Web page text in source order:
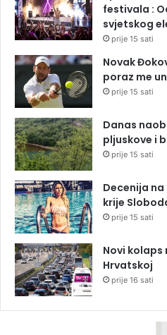
festivala :
svjetskog
prije 15 sati
Novak
poraz me
prije 15 sati
Danas
pljuskove i
prije 15 sati
Decenija
krije
prije 15 sati
Novi kolaps
Hrvatskoj
prije 16 sati